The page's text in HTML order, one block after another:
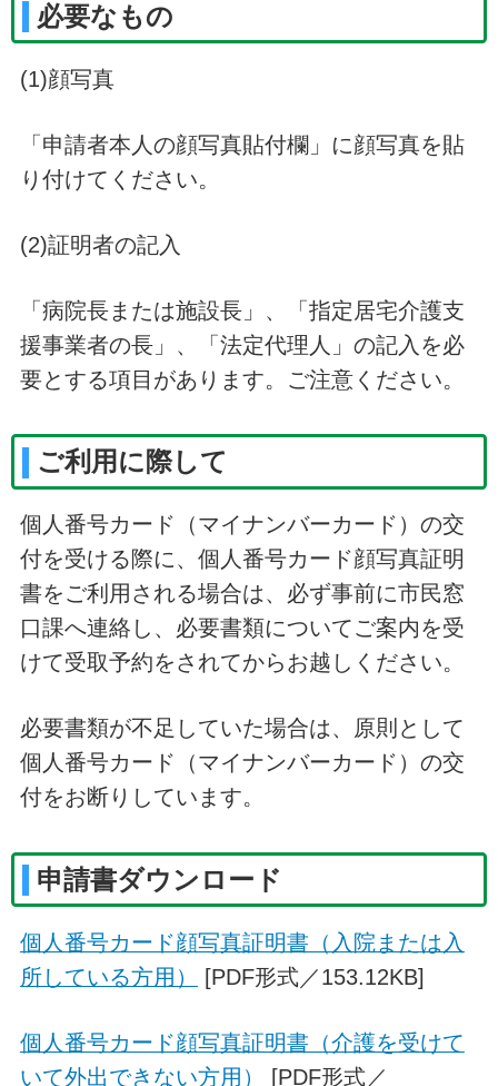
必要なもの
(1)顔写真
「申請者本人の顔写真貼付欄」に顔写真を貼
り付けてください。
(2)証明者の記入
「病院長または施設長」、「指定居宅介護支
援事業者の長」、「法定代理人」の記入を必
要とする項目があります。ご注意ください。
ご利用に際して
個人番号カード（マイナンバーカード）の交
付を受ける際に、個人番号カード顔写真証明
書をご利用される場合は、必ず事前に市民窓
口課へ連絡し、必要書類についてご案内を受
けて受取予約をされてからお越しください。
必要書類が不足していた場合は、原則として
個人番号カード（マイナンバーカード）の交
付をお断りしています。
申請書ダウンロード
個人番号カード顔写真証明書（入院または入
所している方用）
[PDF形式／153.12KB]
個人番号カード顔写真証明書（介護を受けて
いて外出できない方用）
[PDF形式／